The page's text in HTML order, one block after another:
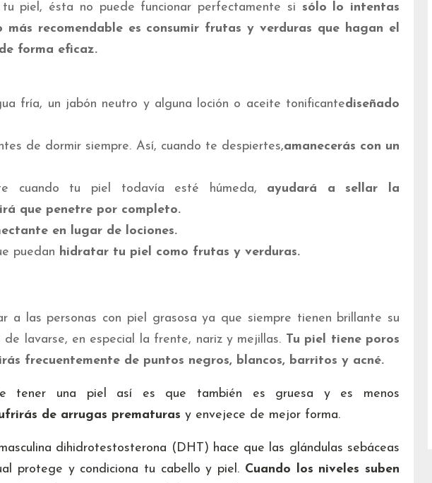
piel, ésta no puede funcionar perfectamente si sólo lo intentas
más recomendable es consumir frutas y verduras que hagan el
forma eficaz.
fría, un jabón neutro y alguna loción o aceite tonificantediseñado
de dormir siempre. Así, cuando te despiertes,amanecerás con un
cuando tu piel todavía esté húmeda, ayudará a sellar la
que penetre por completo.
en lugar de lociones.
puedan hidratar tu piel como frutas y verduras.
a las personas con piel grasosa ya que siempre tienen brillante su
de lavarse, en especial la frente, nariz y mejillas. Tu piel tiene poros
frecuentemente de puntos negros, blancos, barritos y acné.
tener una piel así es que también es gruesa y es menos
de arrugas prematuras y envejece de mejor forma.
dihidrotestosterona (DHT) hace que las glándulas sebáceas
protege y condiciona tu cabello y piel. Cuando los niveles suben